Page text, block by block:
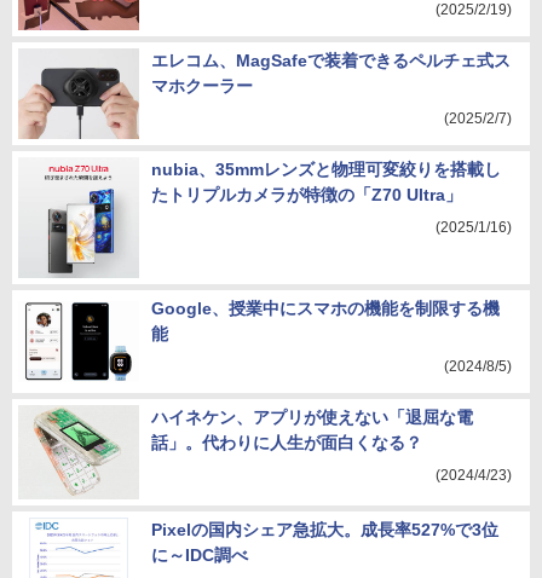
(2025/2/19)
エレコム、MagSafeで装着できるペルチェ式ス
マホクーラー
(2025/2/7)
nubia、35mmレンズと物理可変絞りを搭載し
たトリプルカメラが特徴の「Z70 Ultra」
(2025/1/16)
Google、授業中にスマホの機能を制限する機
能
(2024/8/5)
ハイネケン、アプリが使えない「退屈な電
話」。代わりに人生が面白くなる？
(2024/4/23)
Pixelの国内シェア急拡大。成長率527%で3位
に～IDC調べ